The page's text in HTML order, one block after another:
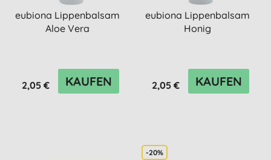
eubiona Lippenbalsam
Aloe Vera
2,05 € KAUFEN
eubiona Lippenbalsam
Honig
2,05 € KAUFEN
-20%